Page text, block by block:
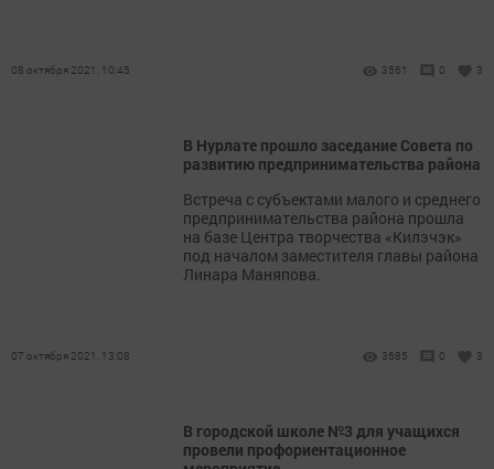
08 октября 2021, 10:45 3561 0 3
В Нурлате прошло заседание Совета по
развитию предпринимательства района
Встреча с субъектами малого и среднего
предпринимательства района прошла
на базе Центра творчества «Килэчэк»
под началом заместителя главы района
Линара Маняпова.
07 октября 2021, 13:08 3685 0 3
В городской школе №3 для учащихся
провели профориентационное